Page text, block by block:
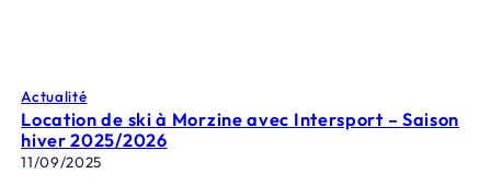
Actualité
Location de ski à Morzine avec Intersport – Saison
hiver 2025/2026
11/09/2025